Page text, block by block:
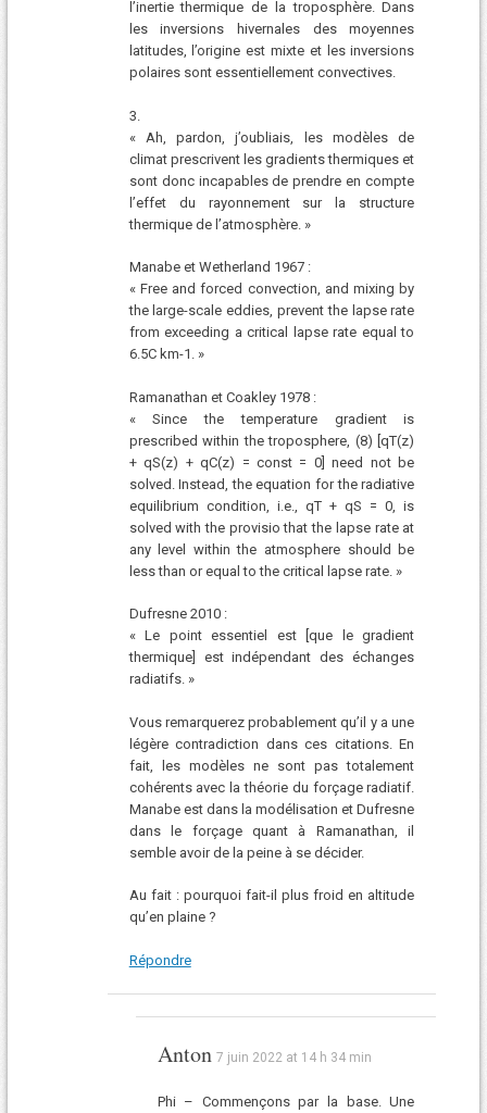
l’inertie thermique de la troposphère. Dans
les inversions hivernales des moyennes
latitudes, l’origine est mixte et les inversions
polaires sont essentiellement convectives.
3.
« Ah, pardon, j’oubliais, les modèles de
climat prescrivent les gradients thermiques et
sont donc incapables de prendre en compte
l’effet du rayonnement sur la structure
thermique de l’atmosphère. »
Manabe et Wetherland 1967 :
« Free and forced convection, and mixing by
the large-scale eddies, prevent the lapse rate
from exceeding a critical lapse rate equal to
6.5C km-1. »
Ramanathan et Coakley 1978 :
« Since the temperature gradient is
prescribed within the troposphere, (8) [qT(z)
+ qS(z) + qC(z) = const = 0] need not be
solved. Instead, the equation for the radiative
equilibrium condition, i.e., qT + qS = 0, is
solved with the provisio that the lapse rate at
any level within the atmosphere should be
less than or equal to the critical lapse rate. »
Dufresne 2010 :
« Le point essentiel est [que le gradient
thermique] est indépendant des échanges
radiatifs. »
Vous remarquerez probablement qu’il y a une
légère contradiction dans ces citations. En
fait, les modèles ne sont pas totalement
cohérents avec la théorie du forçage radiatif.
Manabe est dans la modélisation et Dufresne
dans le forçage quant à Ramanathan, il
semble avoir de la peine à se décider.
Au fait : pourquoi fait-il plus froid en altitude
qu’en plaine ?
Répondre
Anton 7 juin 2022 at 14 h 34 min
Phi – Commençons par la base. Une